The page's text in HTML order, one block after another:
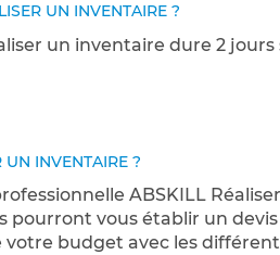
UN INVENTAIRE ?
un inventaire dure 2 jours
UN INVENTAIRE ?
ABSKILL
pourront vous établir un
votre budget avec les